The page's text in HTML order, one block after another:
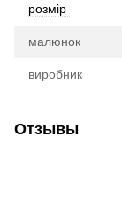
розмір
малюнок
виробник
Отзывы